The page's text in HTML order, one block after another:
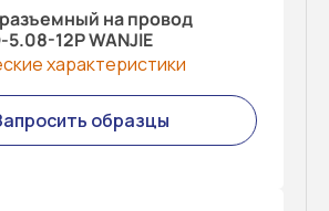
на провод
5.08-12P WANJIE
характеристики
образцы